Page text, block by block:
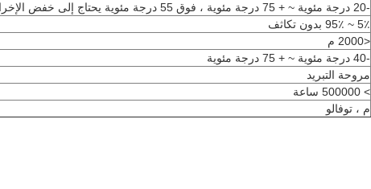
-20 درجة مئوية ~ + 75 درجة مئوية ، فوق 55 درجة مئوية يحتاج إلى خفض الإخراج
5٪ ~ 95٪ بدون تكاثف
<2000 م
-40 درجة مئوية ~ + 75 درجة مئوية
مروحة التبريد
> 500000 ساعة
م ، توفالو